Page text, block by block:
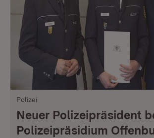
Polizei
Neuer Polizeipräsident
Polizeipräsidium